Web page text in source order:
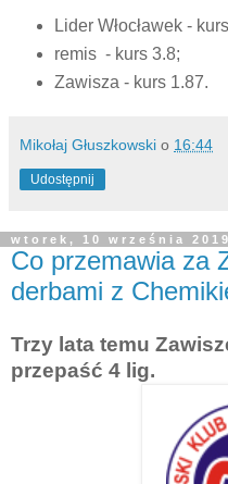
Lider Włocławek -
remis - kurs 3.8;
Zawisza - kurs 1.87.
Mikołaj Głuszkowski o 16:44
Udostępnij
wtorek, 10 września 2019
Co przemawia za
derbami z
Trzy lata temu
przepaść 4 lig.